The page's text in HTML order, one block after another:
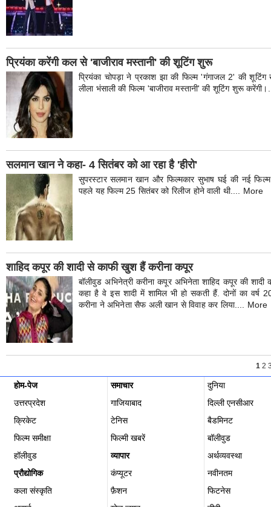
प्रियंका करेंगी कल से 'बाजीराव मस्तानी' की शूटिंग शुरू
प्रियंका चोपड़ा ने प्रकाश झा की फिल्म 'गंगाजल 2' की
लीला भंसाली की फिल्म 'बाजीराव मस्तानी' की शूटिंग शुरू
सलमान खान ने कहा- 4 सितंबर को आ रहा है 'हीरो'
सुपरस्टार सलमान खान और फिल्मकार सुभाष घई की नई
पहले यह फिल्म 25 सितंबर को रिलीज होने वाली थी.... More
शाहिद कपूर की शादी से काफी खुश हैं करीना कपूर
बॉलीवुड अभिनेत्री करीना कपूर अभिनेता शाहिद कपूर की
कहा है वे इस शादी में शामिल भी हो सकती हैं. दोनों का
करीना ने अभिनेता सैफ अली खान से विवाह कर लिया.... More
1 2
होम-पेज समाचार
दुनिया
उत्तरप्रदेश
गाजियाबाद
दिल्ली एनसीआर
क्रिकेट
टेनिस
बैडमिनट
फिल्म समीक्षा
फिल्‍मी खबरें
बॉलीवुड
हॉलीवुड
व्यापार
अर्थव्यवस्था
प्रौद्योगिक
कंप्यूटर
नवीनतम
कला संस्कृति
फ़ैशन
फिटनेस